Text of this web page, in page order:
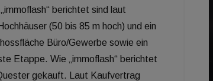
berichtet sind laut
(50 bis 85 m hoch) und ein
Büro/Gewerbe sowie ein
Etappe. Wie „immoflash“ berichtet
gekauft. Laut Kaufvertrag